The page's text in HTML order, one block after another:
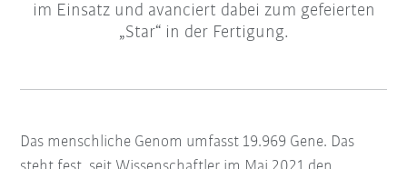
im Einsatz und avanciert dabei zum gefeierten
„Star“ in der Fertigung.
Das menschliche Genom umfasst 19.969 Gene. Das